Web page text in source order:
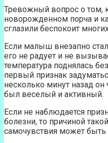
Тревожный вопрос о том,
новорожденном порча и
сглазили беспокоит
Если малыш внезапно
его не радует и не
температура поднялась
первый признак
несколько минут назад он
был веселый и активный.
Если не наблюдается
болезни, то причиной
самочувствия может быть